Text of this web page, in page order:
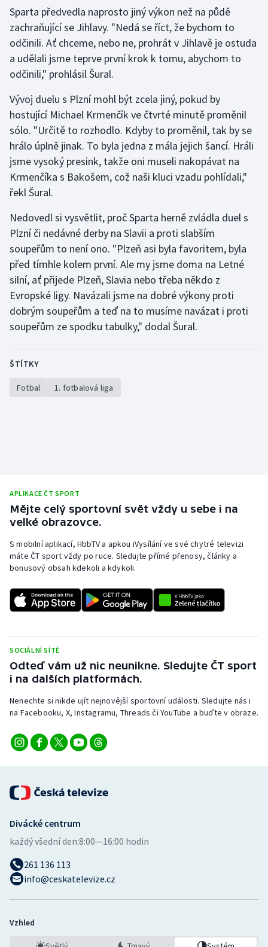
Krasobruslení
Lezení
Lyže a snowboard
Moderní pětiboj
Motorsport
Olympijské hry
Parasport
Plavání
Plážový volejbal
Ragby
Rychlobruslení
Rychlostní kanoistika
Short track
Sportovní střelba
Vodní slalom
Ostatní
Sparta předvedla naprosto jiný výkon než na půdě
zachraňující se Jihlavy. "Nedá se říct, že bychom to
odčinili. Ať chceme, nebo ne, prohrát v Jihlavě je ostuda
a udělali jsme teprve první krok k tomu, abychom to
odčinili," prohlásil Šural.
Vývoj duelu s Plzní mohl být zcela jiný, pokud by
hostující Michael Krmenčík ve čtvrté minutě proměnil
sólo. "Určitě to rozhodlo. Kdyby to proměnil, tak by se
hrálo úplně jinak. To byla jedna z mála jejich šancí. Hráli
jsme vysoký presink, takže oni museli nakopávat na
Krmenčíka s Bakošem, což naši kluci vzadu pohlídali,"
řekl Šural.
Nedovedl si vysvětlit, proč Sparta herně zvládla duel s
Plzní či nedávné derby na Slavii a proti slabším
soupeřům to není ono. "Plzeň asi byla favoritem, byla
před tímhle kolem první. Ale my jsme doma na Letné
silní, ať přijede Plzeň, Slavia nebo třeba někdo z
Evropské ligy. Navázali jsme na dobré výkony proti
dobrým soupeřům a teď na to musíme navázat i proti
soupeřům ze spodku tabulky," dodal Šural.
ŠTÍTKY
Fotbal 1. fotbalová liga
APLIKACE ČT SPORT
Mějte celý sportovní svět vždy u sebe i na
velké obrazovce.
S mobilní aplikací, HbbTV a apkou iVysílání ve své chytré televizi
máte ČT sport vždy po ruce. Sledujte přímé přenosy, články a
bonusový obsah kdekoli a kdykoli.
SOCIÁLNÍ SÍTĚ
Odteď vám už nic neunikne. Sledujte ČT sport
i na dalších platformách.
Nenechte si nikde ujít nejnovější sportovní události. Sledujte nás i
na Facebooku, X, Instagramu, Threads či YouTube a buďte v obraze.
Divácké centrum
každý všední den:8:00—16:00 hodin
261 136 113
info@ceskatelevize.cz
Vzhled